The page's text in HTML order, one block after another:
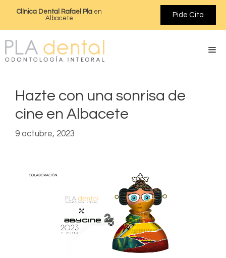
Clínica Dental Rafael Plaen
Albacete
Pide Cita
Hazte con una sonrisa de
cine en Albacete
9 octubre, 2023